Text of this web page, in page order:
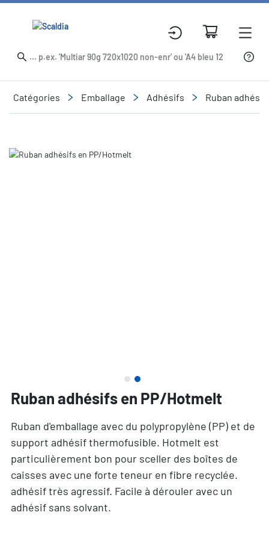
Catégories Emballage Adhésifs Ruban adhésif
Slide 2 of 2
Ruban adhésifs en PP/Hotmelt
Ruban d'emballage avec du polypropylène (PP) et de
support adhésif thermofusible. Hotmelt est
particulièrement bon pour sceller des boîtes de
caisses avec une forte teneur en fibre recyclée.
adhésif très agressif. Facile à dérouler avec un
adhésif sans solvant.